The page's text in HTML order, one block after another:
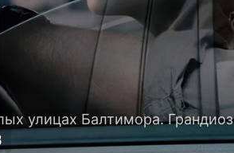
улицах Балтимора.